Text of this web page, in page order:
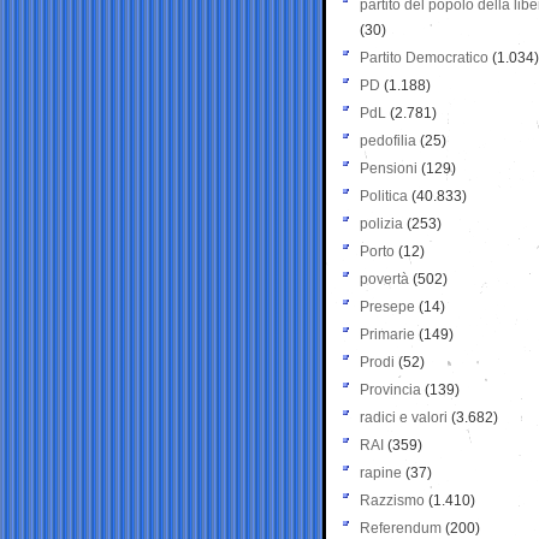
partito del popolo della
(30)
Partito Democratico (1.034)
PD (1.188)
PdL (2.781)
pedofilia (25)
Pensioni (129)
Politica (40.833)
polizia (253)
Porto (12)
povertà (502)
Presepe (14)
Primarie (149)
Prodi (52)
Provincia (139)
radici e valori (3.682)
RAI (359)
rapine (37)
Razzismo (1.410)
Referendum (200)